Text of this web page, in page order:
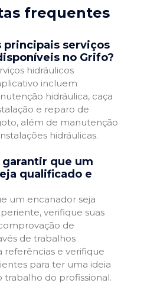
frequentes
principais serviços
no Grifo?
hidráulicos
incluem
hidráulica, caça
e reparo de
além de manutenção
hidráulicas.
garantir que um
qualificado e
um encanador seja
verifique suas
de
de trabalhos
referências e verifique
para ter uma ideia
trabalho do profissional.